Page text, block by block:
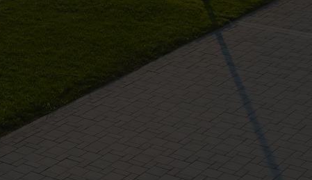
Telefonic
631 12 13
044 044
Facebook
Youtube